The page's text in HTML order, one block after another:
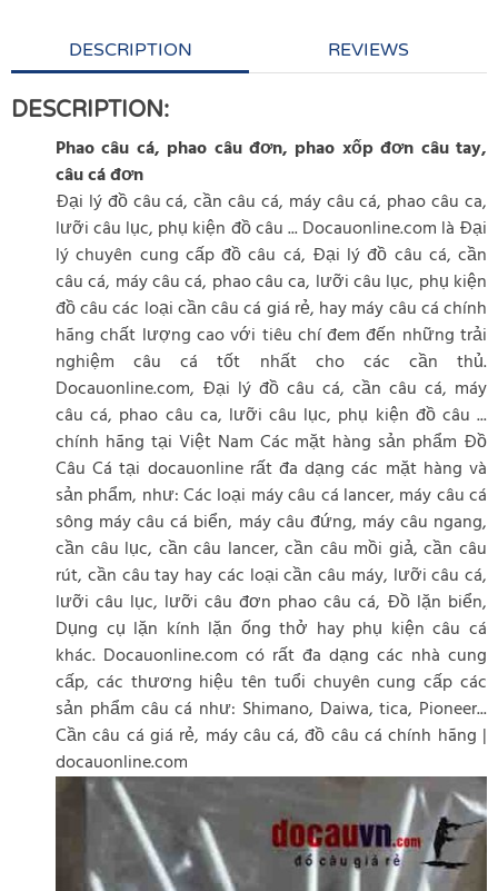
DESCRIPTION REVIEWS
DESCRIPTION:
Phao câu cá, phao câu đơn, phao xốp đơn câu tay,
câu cá đơn
Đại lý đồ câu cá, cần câu cá, máy câu cá, phao câu ca,
lưỡi câu lục, phụ kiện đồ câu ... Docauonline.com là Đại
lý chuyên cung cấp đồ câu cá, Đại lý đồ câu cá, cần
câu cá, máy câu cá, phao câu ca, lưỡi câu lục, phụ kiện
đồ câu các loại cần câu cá giá rẻ, hay máy câu cá chính
hãng chất lượng cao với tiêu chí đem đến những trải
nghiệm câu cá tốt nhất cho các cần thủ.
Docauonline.com, Đại lý đồ câu cá, cần câu cá, máy
câu cá, phao câu ca, lưỡi câu lục, phụ kiện đồ câu ...
chính hãng tại Việt Nam Các mặt hàng sản phẩm Đồ
Câu Cá tại docauonline rất đa dạng các mặt hàng và
sản phẩm, như: Các loại máy câu cá lancer, máy câu cá
sông máy câu cá biển, máy câu đứng, máy câu ngang,
cần câu lục, cần câu lancer, cần câu mồi giả, cần câu
rút, cần câu tay hay các loại cần câu máy, lưỡi câu cá,
lưỡi câu lục, lưỡi câu đơn phao câu cá, Đồ lặn biển,
Dụng cụ lặn kính lặn ống thở hay phụ kiện câu cá
khác. Docauonline.com có rất đa dạng các nhà cung
cấp, các thương hiệu tên tuổi chuyên cung cấp các
sản phẩm câu cá như: Shimano, Daiwa, tica, Pioneer...
Cần câu cá giá rẻ, máy câu cá, đồ câu cá chính hãng |
docauonline.com